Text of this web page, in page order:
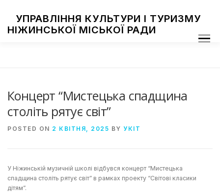
contentУПРАВЛІННЯ КУЛЬТУРИ І ТУРИЗМУ
НІЖИНСЬКОЇ МІСЬКОЇ РАДИ
Menu
Концерт “Мистецька спадщина
століть рятує світ”
POSTED ON 2 КВІТНЯ, 2025 BY УКІТ
У Ніжинській музичній школі відбувся концерт “Мистецька
спадщина століть рятує світ” в рамках проекту “Світові класики
дітям”.